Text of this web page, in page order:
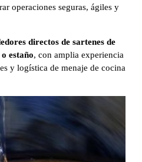
operaciones seguras, ágiles y
directos de sartenes de
estaño, con amplia experiencia
y logística de menaje de cocina